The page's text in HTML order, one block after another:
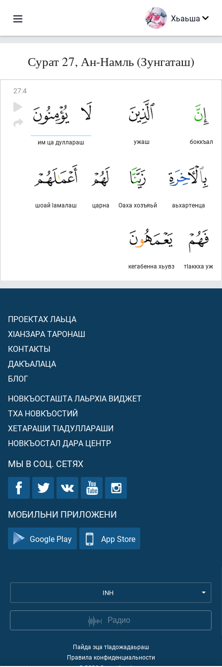
Хьаьша
Сурат 27, Ан-Намль (Зунгаташ)
27:4
боккъал
ужаш
им ца дуллараш
аьхартенца
Оаха хозъяьй
царна
шоай lамалаш
тlаккха уж
кегабенна хьувз
ПРОЕКТАХ ЛАЬЦА
ХIАНЗАРА ТАРОНАШ
КОНТАКТЫ
ДАКЪАЛАЦА
БЛОГ
НОВКЪОСТАШТА ЛАЬРХIА ВИДЖЕТ
ТХА НОВКЪОСТИЙ
ХЕТАРАШИ ТIАДУЛЛАРАШИ
НОВКЪОСТАЛ ДАРА ЦЕНТР
МЫ В СОЦ. СЕТЯХ
МОБИЛЬНИ ПРИЛОЖЕНИ
Google Play App Store
INH
Радио
Пайда эца тIадожадаьраш
Правила конфиденциальности